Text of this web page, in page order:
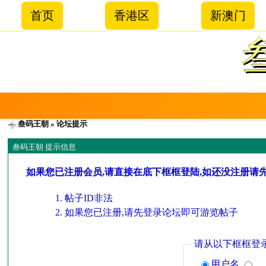
首页 香港区 新澳门
叁码王朝 » 论坛提示
叁码王朝 提示信息
如果您已注册会员,请直接在底下框框登陆,如还没注册请
帖子ID非法
如果您已注册,请先登录论坛即可游览帖子
请从以下框框登
用户名